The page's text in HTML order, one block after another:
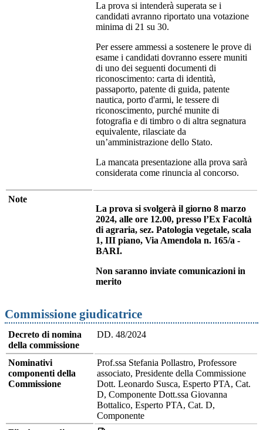
La prova si intenderà superata se i
candidati avranno riportato una votazione
minima di 21 su 30.
Per essere ammessi a sostenere le prove di
esame i candidati dovranno essere muniti
di uno dei seguenti documenti di
riconoscimento: carta di identità,
passaporto, patente di guida, patente
nautica, porto d'armi, le tessere di
riconoscimento, purché munite di
fotografia e di timbro o di altra segnatura
equivalente, rilasciate da
un’amministrazione dello Stato.
La mancata presentazione alla prova sarà
considerata come rinuncia al concorso.
Note
La prova si svolgerà il giorno 8 marzo
2024, alle ore 12.00, presso l’Ex Facoltà
di agraria, sez. Patologia vegetale, scala
1, III piano, Via Amendola n. 165/a -
BARI.
Non saranno inviate comunicazioni in
merito
Commissione giudicatrice
Decreto di nomina
della commissione
DD. 48/2024
Nominativi
componenti della
Commissione
Prof.ssa Stefania Pollastro, Professore
associato, Presidente della Commissione
Dott. Leonardo Susca, Esperto PTA, Cat.
D, Componente Dott.ssa Giovanna
Bottalico, Esperto PTA, Cat. D,
Componente